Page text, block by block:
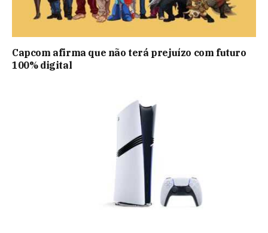
Capcom afirma que não terá prejuízo com futuro
100% digital